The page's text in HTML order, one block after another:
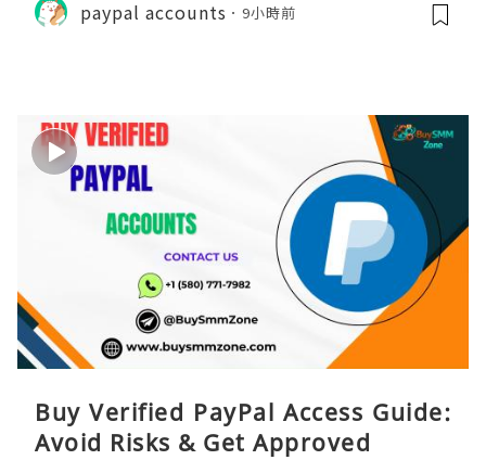
paypal accounts 9小時前
Buy Verified PayPal Access Guide:
Avoid Risks & Get Approved